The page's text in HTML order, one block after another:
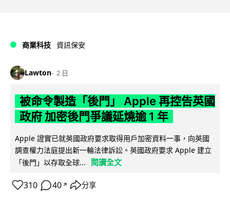
商業科技 資訊保安
Lawton 2 日
被命令製造「後門」 Apple 再控告英國
政府 加密後門爭議延燒逾 1 年
Apple 證實已就英國政府要求取得用戶加密資料一事，向英國
調查權力法庭提出新一輪法律訴訟。英國政府要求 Apple 建立
「後門」以存取全球...
閱讀全文
310 40 ↗ 分享